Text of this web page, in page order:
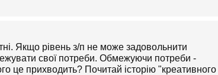
Якщо рівень з/п не може задовольнити
свої потреби. Обмежуючи потреби -
це прихводить? Почитай історію "креативного